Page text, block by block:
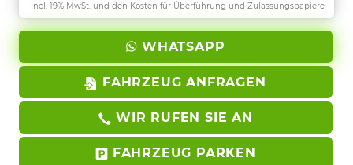
incl. 19% MwSt. und den Kosten für Überführung und Zulassungspapiere
WHATSAPP
FAHRZEUG ANFRAGEN
WIR RUFEN SIE AN
FAHRZEUG PARKEN